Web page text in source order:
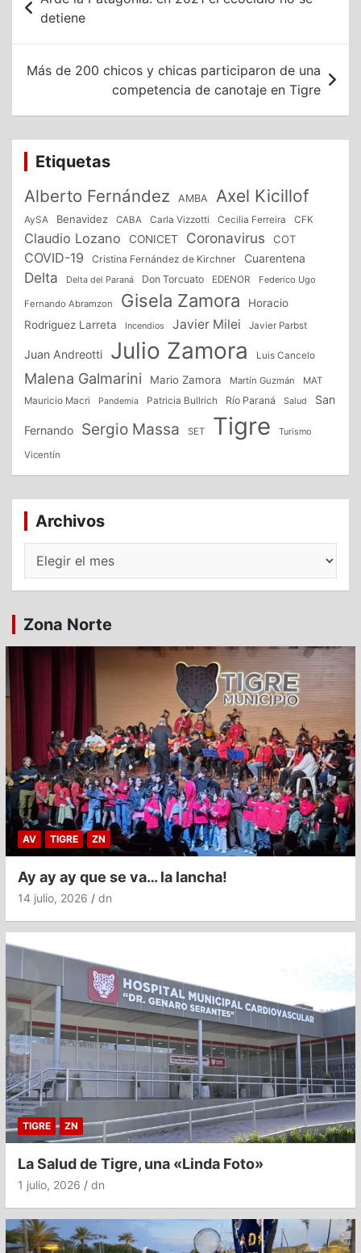
de
entradas
detiene
Más de 200 chicos y chicas participaron de una
competencia de canotaje en Tigre
Etiquetas
Alberto Fernández AMBA Axel Kicillof
AySA Benavidez CABA Carla Vizzotti Cecilia Ferreira CFK
Claudio Lozano CONICET Coronavirus COT
COVID-19 Cristina Fernández de Kirchner Cuarentena
Delta Delta del Paraná Don Torcuato EDENOR Federico Ugo
Fernando Abramzon Gisela Zamora
Horacio
Rodriguez Larreta
Incendios Javier Milei Javier Parbst
Juan Andreotti Julio Zamora Luis Cancelo
Malena Galmarini Mario Zamora Martín Guzmán
MAT
Mauricio Macri
Pandemia Patricia Bullrich Río Paraná Salud San
Fernando Sergio Massa SET Tigre Turismo
Vicentín
Archivos
Zona Norte
AV TIGRE ZN
Ay ay ay que se va… la lancha!
14 julio, 2026 dn
TIGRE ZN
La Salud de Tigre, una «Linda Foto»
1 julio, 2026 dn